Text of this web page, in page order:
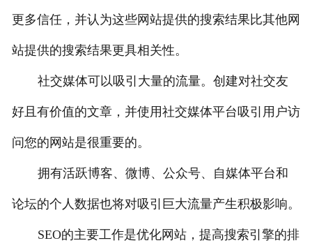
更多信任，并认为这些网站提供的搜索结果比其他网
站提供的搜索结果更具相关性。
社交媒体可以吸引大量的流量。创建对社交友
好且有价值的文章，并使用社交媒体平台吸引用户访
问您的网站是很重要的。
拥有活跃博客、微博、公众号、自媒体平台和
论坛的个人数据也将对吸引巨大流量产生积极影响。
SEO的主要工作是优化网站，提高搜索引擎的排